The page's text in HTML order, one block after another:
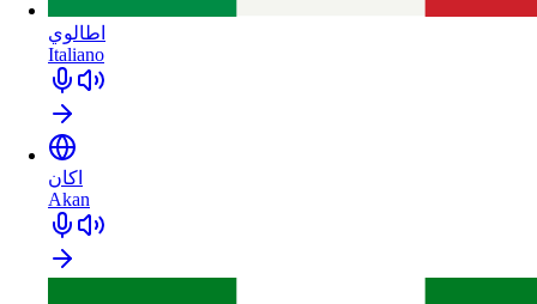
اطالوي
Italiano
اکان
Akan